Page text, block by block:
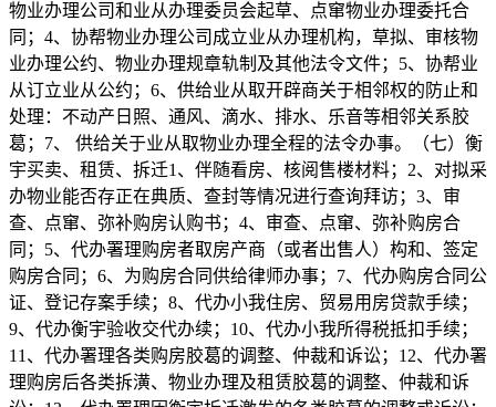
物业办理公司和业从办理委员会起草、点窜物业办理委托合
同；4、协帮物业办理公司成立业从办理机构，草拟、审核物
业办理公约、物业办理规章轨制及其他法令文件；5、协帮业
从订立业从公约；6、供给业从取开辟商关于相邻权的防止和
处理：不动产日照、通风、滴水、排水、乐音等相邻关系胶
葛；7、 供给关于业从取物业办理全程的法令办事。（七）衡
宇买卖、租赁、拆迁1、伴随看房、核阅售楼材料；2、对拟采
办物业能否存正在典质、查封等情况进行查询拜访；3、审
查、点窜、弥补购房认购书；4、审查、点窜、弥补购房合
同；5、代办署理购房者取房产商（或者出售人）构和、签定
购房合同；6、为购房合同供给律师办事；7、代办购房合同公
证、登记存案手续；8、代办小我住房、贸易用房贷款手续；
9、代办衡宇验收交代办续；10、代办小我所得税抵扣手续；
11、代办署理各类购房胶葛的调整、仲裁和诉讼；12、代办署
理购房后各类拆潢、物业办理及租赁胶葛的调整、仲裁和诉